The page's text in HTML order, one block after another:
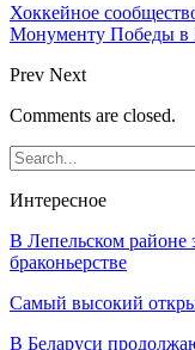
Хоккейное
Монументу Победы в
Prev Next
Comments are closed.
Интересное
В Лепельском районе
браконьерстве
Самый высокий
В Беларуси